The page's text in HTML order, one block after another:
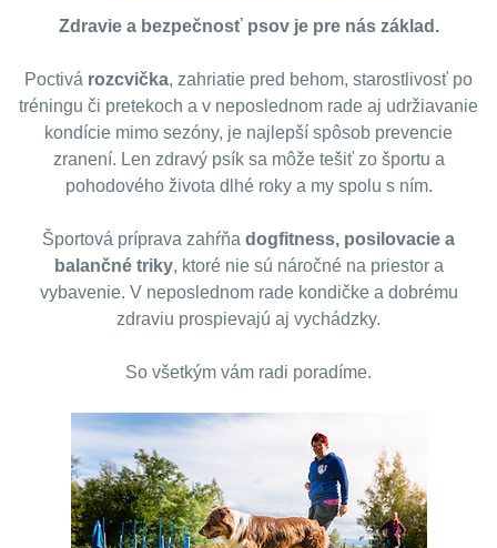
Zdravie a bezpečnosť psov je pre nás základ.
Poctivá rozcvička, zahriatie pred behom, starostlivosť po
tréningu či pretekoch a v neposlednom rade aj udržiavanie
kondície mimo sezóny, je najlepší spôsob prevencie
zranení. Len zdravý psík sa môže tešiť zo športu a
pohodového života dlhé roky a my spolu s ním.
Športová príprava zahŕňa dogfitness, posilovacie a
balančné triky, ktoré nie sú náročné na priestor a
vybavenie. V neposlednom rade kondičke a dobrému
zdraviu prospievajú aj vychádzky.
So všetkým vám radi poradíme.